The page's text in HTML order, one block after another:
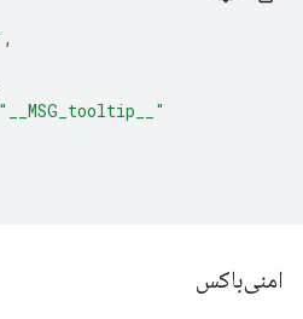
,
"__MSG_tooltip__"
امنی‌باکس